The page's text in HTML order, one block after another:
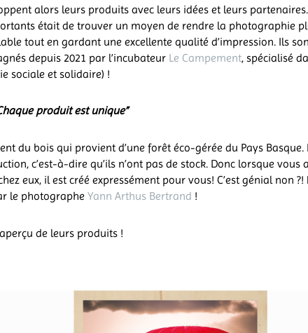
alors leurs produits avec leurs idées et leurs
était de trouver un moyen de rendre la photographie
tout en gardant une excellente qualité d’impression. Ils
depuis 2021 par l’incubateur Le Campement, spécialisé
sociale et solidaire) !
haque produit est unique”
du bois qui provient d’une forêt éco-gérée du Pays Basque.
c’est-à-dire qu’ils n’ont pas de stock. Donc lorsque vous
eux, il est créé expressément pour vous! C’est génial non ?!
le photographeYann Arthus Bertrand !
de leurs produits !